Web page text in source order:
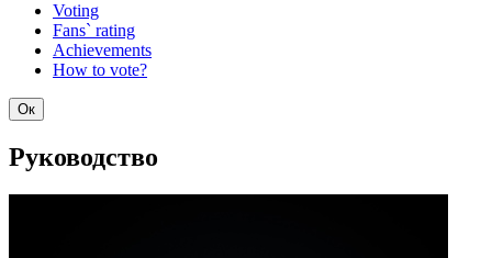
Voting
Fans` rating
Achievements
How to vote?
Ок
Руководство